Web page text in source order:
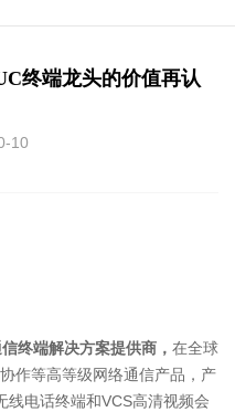
终端龙头的价值再认
10
终端解决方案提供商， 在全球
作等高等级网络通信产品，产
线电话终端和VCS高清视频会